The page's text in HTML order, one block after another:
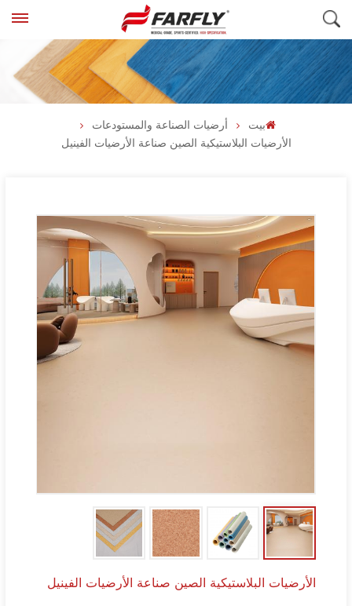
بيت
أرضيات الصناعة والمستودعات
الأرضيات البلاستيكية الصين صناعة الأرضيات الفينيل
الأرضيات البلاستيكية الصين صناعة الأرضيات الفينيل